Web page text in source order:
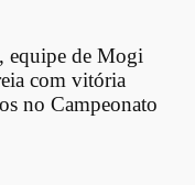
equipe de Mogi
com vitória
no Campeonato